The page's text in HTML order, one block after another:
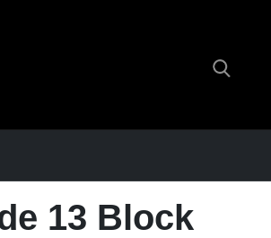
13 Block